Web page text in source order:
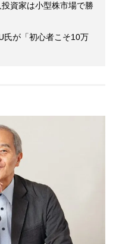
資家は小型株市場で勝
氏が「初心者こそ10万